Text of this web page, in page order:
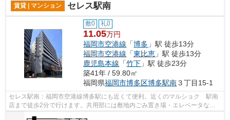
賃貸 | マンション セレス駅南
敷0 礼0
11.05万円
福岡市空港線 「博多 」駅 徒歩13分
福岡市空港線 「東比恵 」駅 徒歩13分
鹿児島本線 「竹下 」駅 徒歩23分
築41年 / 59.80㎡
福岡県福岡市博多区博多駅南３丁目15-1
セレス駅南：福岡市空港線博多駅にも近くて便利。近くのマルショク 駅南
店まで徒歩2分で行けます。共用部には敷地内ごみ置き場・エレベータなど
が揃っております。こちらの物件は、駅...